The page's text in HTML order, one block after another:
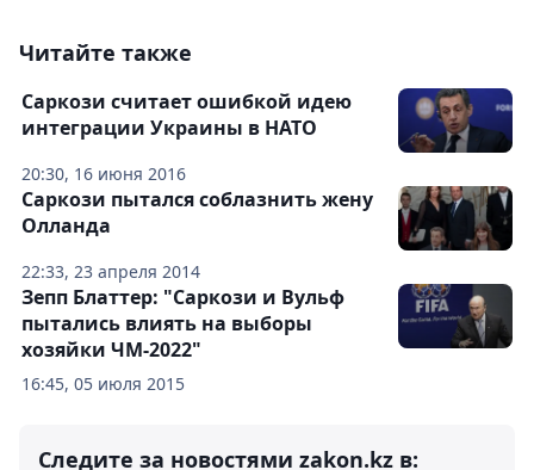
Читайте также
20:30, 16 июня 2016
Саркози считает ошибкой идею
интеграции Украины в НАТО
22:33, 23 апреля 2014
Саркози пытался соблазнить жену
Олланда
16:45, 05 июля 2015
Зепп Блаттер: "Саркози и Вульф
пытались влиять на выборы
хозяйки ЧМ-2022"
Следите за новостями zakon.kz в: